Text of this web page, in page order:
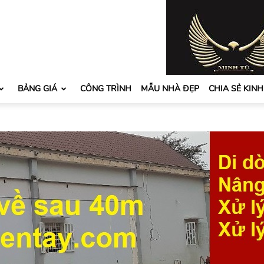
BẢNG GIÁ CÔNG TRÌNH MẪU NHÀ ĐẸP CHIA SẺ